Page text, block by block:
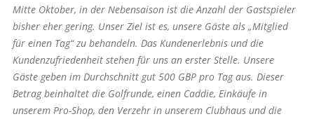
Mitte Oktober, in der Nebensaison ist die Anzahl der Gastspieler
bisher eher gering. Unser Ziel ist es, unsere Gäste als „Mitglied
für einen Tag“ zu behandeln. Das Kundenerlebnis und die
Kundenzufriedenheit stehen für uns an erster Stelle. Unsere
Gäste geben im Durchschnitt gut 500 GBP pro Tag aus. Dieser
Betrag beinhaltet die Golfrunde, einen Caddie, Einkäufe in
unserem Pro-Shop, den Verzehr in unserem Clubhaus und die